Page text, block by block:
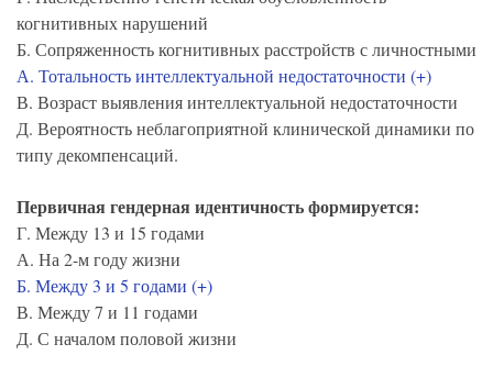
когнитивных нарушений
Б. Сопряженность когнитивных расстройств с личностными
А. Тотальность интеллектуальной недостаточности (+)
В. Возраст выявления интеллектуальной недостаточности
Д. Вероятность неблагоприятной клинической динамики по
типу декомпенсаций.
Первичная гендерная идентичность формируется:
Г. Между 13 и 15 годами
А. На 2-м году жизни
Б. Между 3 и 5 годами (+)
В. Между 7 и 11 годами
Д. С началом половой жизни